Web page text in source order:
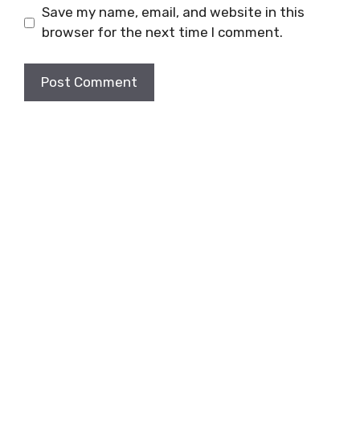
Save my name, email, and website in this
browser for the next time I comment.